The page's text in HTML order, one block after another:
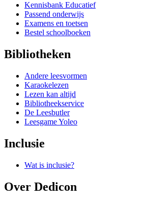
Kennisbank Educatief
Passend onderwijs
Examens en toetsen
Bestel schoolboeken
Bibliotheken
Andere leesvormen
Karaokelezen
Lezen kan altijd
Bibliotheekservice
De Leesbutler
Leesgame Yoleo
Inclusie
Wat is inclusie?
Over Dedicon